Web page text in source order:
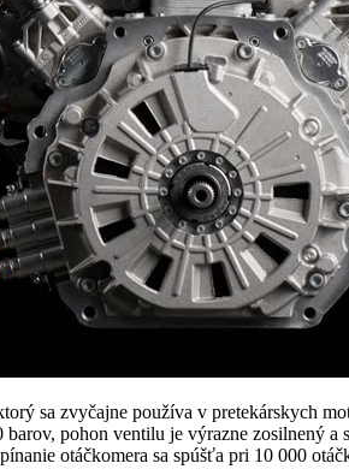
sa zvyčajne používa v pretekárskych
pohon ventilu je výrazne zosilnený
otáčkomera sa spúšťa pri 10 000